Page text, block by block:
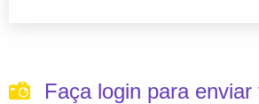
Faça login para enviar